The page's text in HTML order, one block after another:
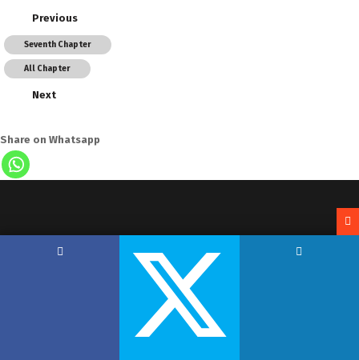
Previous
Seventh Chapter
All Chapter
Next
Share on Whatsapp